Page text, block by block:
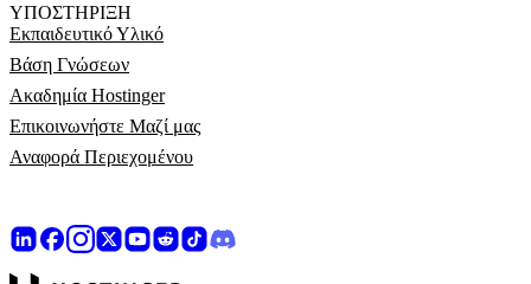
ΥΠΟΣΤΉΡΙΞΗ
Εκπαιδευτικό Υλικό
Βάση Γνώσεων
Ακαδημία Hostinger
Επικοινωνήστε Μαζί μας
Αναφορά Περιεχομένου